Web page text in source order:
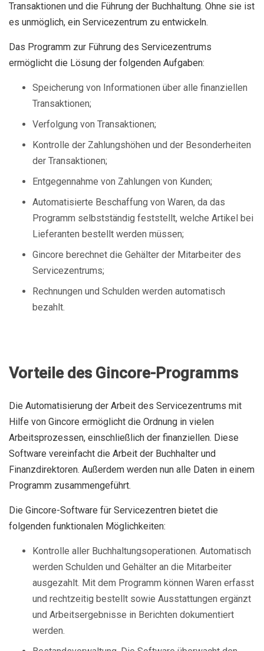
Transaktionen und die Führung der Buchhaltung. Ohne sie ist
es unmöglich, ein Servicezentrum zu entwickeln.
Das Programm zur Führung des Servicezentrums
ermöglicht die Lösung der folgenden Aufgaben:
Speicherung von Informationen über alle finanziellen
Transaktionen;
Verfolgung von Transaktionen;
Kontrolle der Zahlungshöhen und der Besonderheiten
der Transaktionen;
Entgegennahme von Zahlungen von Kunden;
Automatisierte Beschaffung von Waren, da das
Programm selbstständig feststellt, welche Artikel bei
Lieferanten bestellt werden müssen;
Gincore berechnet die Gehälter der Mitarbeiter des
Servicezentrums;
Rechnungen und Schulden werden automatisch
bezahlt.
Vorteile des Gincore-Programms
Die Automatisierung der Arbeit des Servicezentrums mit
Hilfe von Gincore ermöglicht die Ordnung in vielen
Arbeitsprozessen, einschließlich der finanziellen. Diese
Software vereinfacht die Arbeit der Buchhalter und
Finanzdirektoren. Außerdem werden nun alle Daten in einem
Programm zusammengeführt.
Die Gincore-Software für Servicezentren bietet die
folgenden funktionalen Möglichkeiten:
Kontrolle aller Buchhaltungsoperationen. Automatisch
werden Schulden und Gehälter an die Mitarbeiter
ausgezahlt. Mit dem Programm können Waren erfasst
und rechtzeitig bestellt sowie Ausstattungen ergänzt
und Arbeitsergebnisse in Berichten dokumentiert
werden.